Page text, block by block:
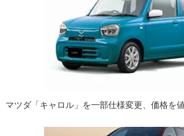
マツダ「キャロル」を一部仕様変更、価格を